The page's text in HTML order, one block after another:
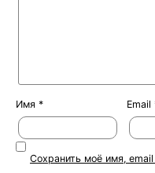
Имя * Email
Сохранить моё имя,